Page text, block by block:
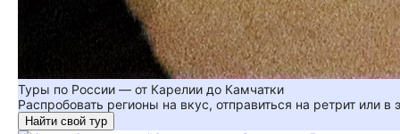
Туры по России — от Карелии до Камчатки
Распробовать регионы на вкус, отправиться на ретрит или в
Найти свой тур